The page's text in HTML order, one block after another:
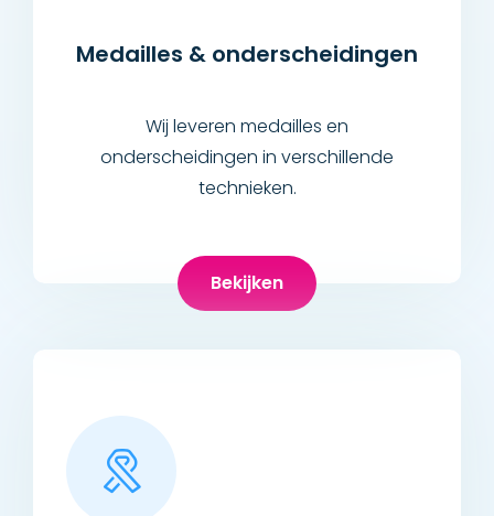
Medailles & onderscheidingen
Wij leveren medailles en
onderscheidingen in verschillende
technieken.
Bekijken